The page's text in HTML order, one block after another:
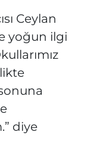
Ceylan
yoğun ilgi
diye